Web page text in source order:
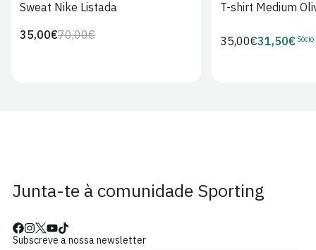
Sweat Nike Listada
Preço
70,00€Preço
35,00€
T-shirt Medium
Preço
35,00€Preço
31,50€ Sócio
Junta-te à comunidade Sporting
Subscreve a nossa newsletter